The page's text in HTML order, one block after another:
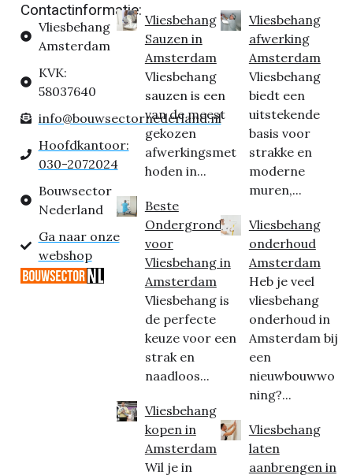
Contactinformatie:
Vliesbehang
Amsterdam
KVK:
58037640
info@bouwsectornederland.nl
Hoofdkantoor:
030-2072024
Bouwsector
Nederland
Ga naar onze
webshop
Vliesbehang
Sauzen in
Amsterdam
Vliesbehang
sauzen is een
van de meest
gekozen
afwerkingsmet
hoden in...
Beste
Ondergrond
voor
Vliesbehang in
Amsterdam
Vliesbehang is
de perfecte
keuze voor een
strak en
naadloos...
Vliesbehang
kopen in
Amsterdam
Wil je in
Vliesbehang
afwerking
Amsterdam
Vliesbehang
biedt een
uitstekende
basis voor
strakke en
moderne
muren,...
Vliesbehang
onderhoud
Amsterdam
Heb je veel
vliesbehang
onderhoud in
Amsterdam bij
een
nieuwbouwwo
ning?...
Vliesbehang
laten
aanbrengen in